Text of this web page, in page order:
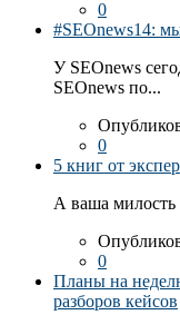
0
#SEOnews14:
У SEOnews
SEOnews по...
0
5 книг от
А ваша милость
0
Планы на
разборов кейсов